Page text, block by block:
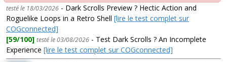
testé le 18/03/2026 - Dark Scrolls Preview ? Hectic Action and
Roguelike Loops in a Retro Shell [lire le test complet sur
COGconnected]
[59/100] testé le 03/08/2026 - Test Dark Scrolls ? An Incomplete
Experience [lire le test complet sur COGconnected]